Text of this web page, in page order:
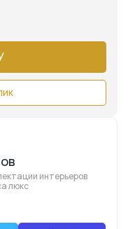
интерьеров
люкс